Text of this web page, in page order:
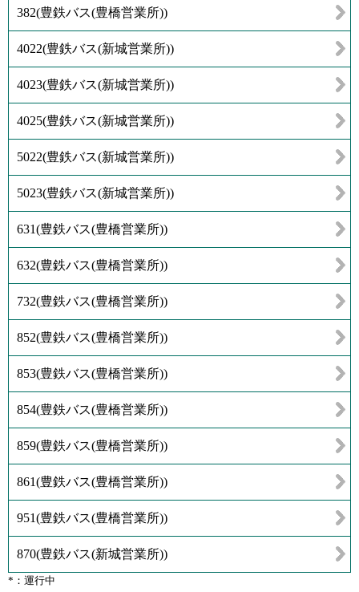
382(豊鉄バス(豊橋営業所))
4022(豊鉄バス(新城営業所))
4023(豊鉄バス(新城営業所))
4025(豊鉄バス(新城営業所))
5022(豊鉄バス(新城営業所))
5023(豊鉄バス(新城営業所))
631(豊鉄バス(豊橋営業所))
632(豊鉄バス(豊橋営業所))
732(豊鉄バス(豊橋営業所))
852(豊鉄バス(豊橋営業所))
853(豊鉄バス(豊橋営業所))
854(豊鉄バス(豊橋営業所))
859(豊鉄バス(豊橋営業所))
861(豊鉄バス(豊橋営業所))
951(豊鉄バス(豊橋営業所))
870(豊鉄バス(新城営業所))
*：運行中